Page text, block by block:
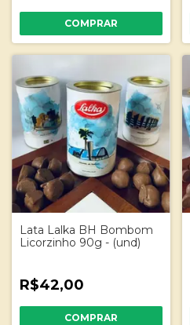
Lata Lalka BH Bombom
Licorzinho 90g - (und)
R$42,00